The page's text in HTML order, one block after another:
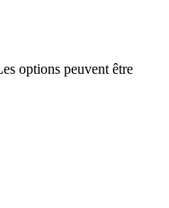
options peuvent être